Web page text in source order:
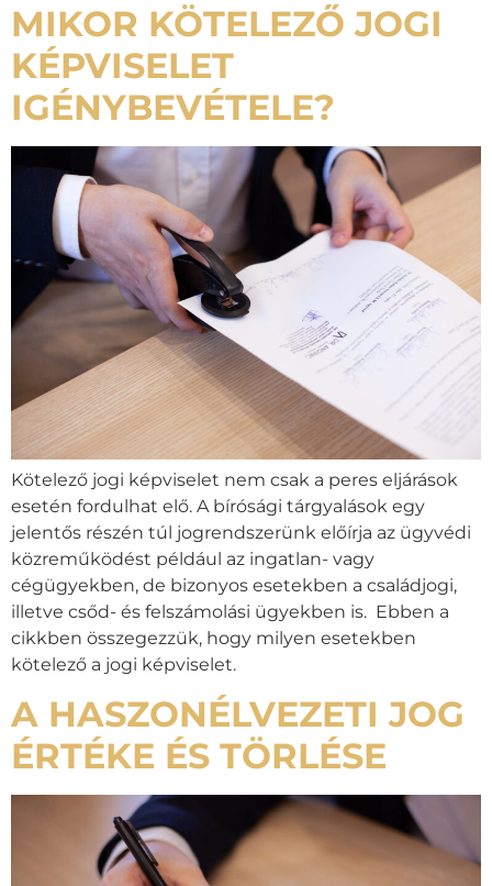
MIKOR KÖTELEZŐ JOGI
KÉPVISELET
IGÉNYBEVÉTELE?
Kötelező jogi képviselet nem csak a peres eljárások
esetén fordulhat elő. A bírósági tárgyalások egy
jelentős részén túl jogrendszerünk előírja az ügyvédi
közreműködést például az ingatlan- vagy
cégügyekben, de bizonyos esetekben a családjogi,
illetve csőd- és felszámolási ügyekben is. Ebben a
cikkben összegezzük, hogy milyen esetekben
kötelező a jogi képviselet.
A HASZONÉLVEZETI JOG
ÉRTÉKE ÉS TÖRLÉSE